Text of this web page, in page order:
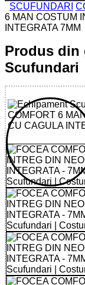
SCUFUNDARI
6 MAN COSTUM
INTEGRATA 7MM
Produs din
Scufundari